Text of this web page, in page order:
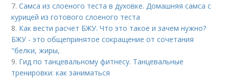
7.Самса из слоеного теста в духовке. Домашняя самса с
курицей из готового слоеного теста
8. Как вести расчет БЖУ. Что это такое и зачем нужно?
БЖУ - это общепринятое сокращение от сочетания
"белки, жиры,
9. Гид по танцевальному фитнесу. Танцевальные
тренировки: как заниматься